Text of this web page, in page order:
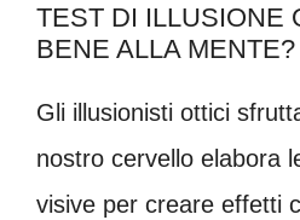
TEST DI ILLUSIONE
BENE ALLA MENTE?
Gli illusionisti ottici
nostro cervello elabora
visive per creare effetti